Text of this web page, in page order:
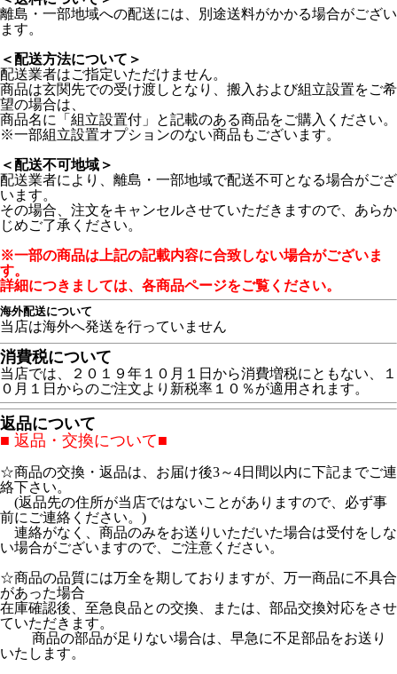
離島・一部地域への配送には、別途送料がかかる場合がござい
ます。
＜配送方法について＞
配送業者はご指定いただけません。
商品は玄関先での受け渡しとなり、搬入および組立設置をご希
望の場合は、
商品名に「組立設置付」と記載のある商品をご購入ください。
※一部組立設置オプションのない商品もございます。
＜配送不可地域＞
配送業者により、離島・一部地域で配送不可となる場合がござ
います。
その場合、注文をキャンセルさせていただきますので、あらか
じめご了承ください。
※一部の商品は上記の記載内容に合致しない場合がございま
す。
詳細につきましては、各商品ページをご覧ください。
海外配送について
当店は海外へ発送を行っていません
消費税について
当店では、２０１９年１０月１日から消費増税にともない、１
０月１日からのご注文より新税率１０％が適用されます。
返品について
■ 返品・交換について■
☆商品の交換・返品は、お届け後3～4日間以内に下記までご連
絡下さい。
(返品先の住所が当店ではないことがありますので、必ず事
前にご連絡ください。)
連絡がなく、商品のみをお送りいただいた場合は受付をしな
い場合がございますので、ご注意ください。
☆商品の品質には万全を期しておりますが、万一商品に不具合
があった場合
在庫確認後、至急良品との交換、または、部品交換対応をさせ
ていただきます。
商品の部品が足りない場合は、早急に不足部品をお送り
いたします。